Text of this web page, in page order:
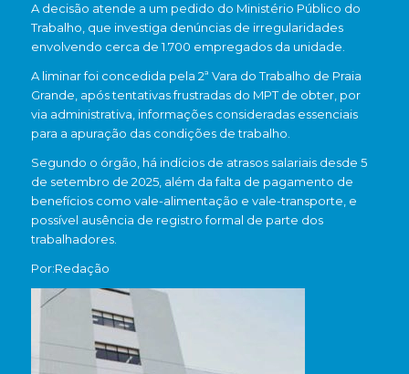
A decisão atende a um pedido do Ministério Público do
Trabalho , que investiga denúncias de irregularidades
envolvendo cerca de 1.700 empregados da unidade.
A liminar foi concedida pela 2ª Vara do Trabalho de Praia
Grande, após tentativas frustradas do MPT de obter, por
via administrativa, informações consideradas essenciais
para a apuração das condições de trabalho.
Segundo o órgão, há indícios de atrasos salariais desde 5
de setembro de 2025, além da falta de pagamento de
benefícios como vale-alimentação e vale-transporte, e
possível ausência de registro formal de parte dos
trabalhadores.
Por:Redação